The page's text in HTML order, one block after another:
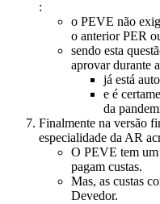
:
o PEVE não
o anterior PER
sendo esta
aprovar durante
já está
e é
da
Finalmente na versão
especialidade da AR
O PEVE tem um
pagam custas.
Mas, as custas
Devedor.